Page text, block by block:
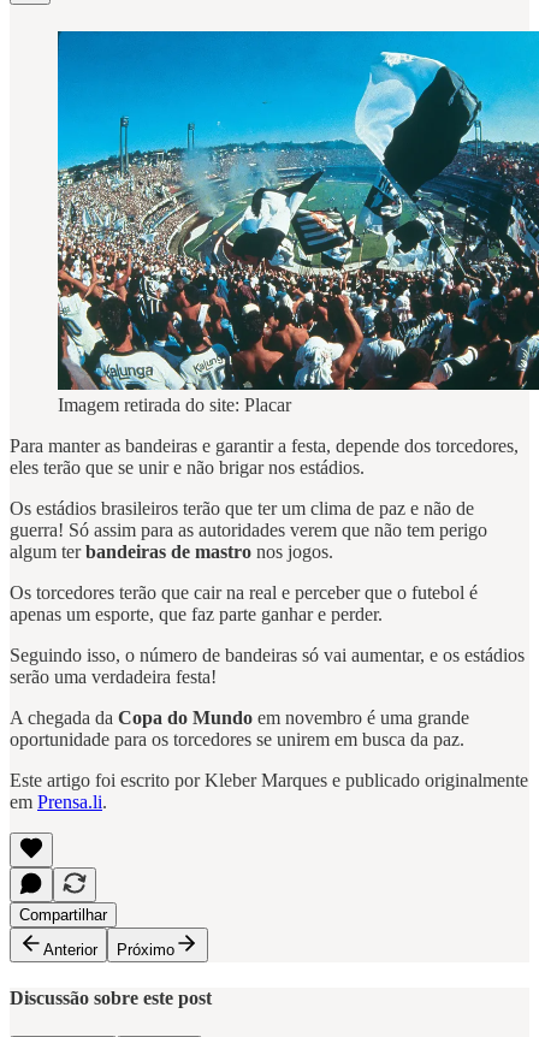
Imagem retirada do site: Placar
Para manter as bandeiras e garantir a festa, depende dos torcedores,
eles terão que se unir e não brigar nos estádios.
Os estádios brasileiros terão que ter um clima de paz e não de
guerra! Só assim para as autoridades verem que não tem perigo
algum terbandeiras de mastro nos jogos.
Os torcedores terão que cair na real e perceber que o futebol é
apenas um esporte, que faz parte ganhar e perder.
Seguindo isso, o número de bandeiras só vai aumentar, e os estádios
serão uma verdadeira festa!
A chegada da Copa do Mundo em novembro é uma grande
oportunidade para os torcedores se unirem em busca da paz.
Este artigo foi escrito por Kleber Marques e publicado originalmente
em Prensa.li.
Compartilhar
Anterior
Próximo
Discussão sobre este post